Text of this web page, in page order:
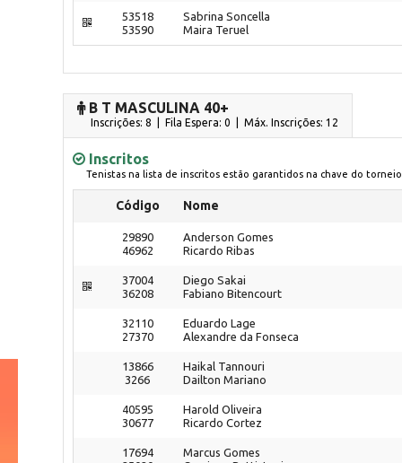
53518
53590
Sabrina Soncella
Maira Teruel
B T MASCULINA 40+
Inscrições: 8 | Fila Espera: 0 | Máx. Inscrições: 12
Inscritos
Tenistas na lista de inscritos estão garantidos na chave do torneio
Código Nome
29890
46962
Anderson Gomes
Ricardo Ribas
37004
36208
Diego Sakai
Fabiano Bitencourt
32110
27370
Eduardo Lage
Alexandre da Fonseca
13866
3266
Haikal Tannouri
Dailton Mariano
40595
30677
Harold Oliveira
Ricardo Cortez
17694
Marcus Gomes